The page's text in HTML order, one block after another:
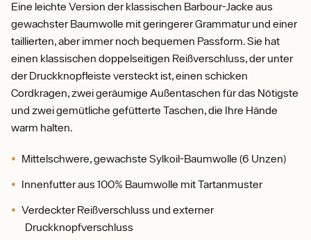
Eine leichte Version der klassischen Barbour-Jacke aus
gewachster Baumwolle mit geringerer Grammatur und einer
taillierten, aber immer noch bequemen Passform. Sie hat
einen klassischen doppelseitigen Reißverschluss, der unter
der Druckknopfleiste versteckt ist, einen schicken
Cordkragen, zwei geräumige Außentaschen für das Nötigste
und zwei gemütliche gefütterte Taschen, die Ihre Hände
warm halten.
Mittelschwere, gewachste Sylkoil-Baumwolle (6 Unzen)
Innenfutter aus 100% Baumwolle mit Tartanmuster
Verdeckter Reißverschluss und externer
Druckknopfverschluss